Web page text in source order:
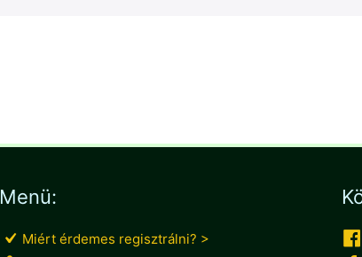
Menü:
Miért érdemes regisztrálni? >